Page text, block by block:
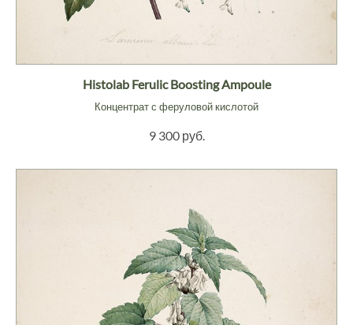
Histolab Ferulic Boosting Ampoule
Концентрат с феруловой кислотой
9 300 руб.